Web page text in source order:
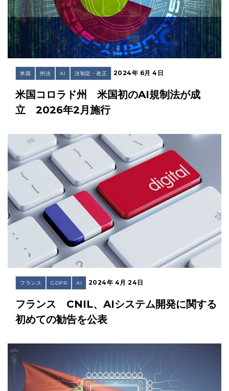
米国 州法 AI 法制定・改正 2024年 6月 4日
米国コロラド州 米国初のAI規制法が成
立 2026年2月施行
フランス GDPR AI 2024年 4月 24日
フランス CNIL、AIシステム開発に関する
初めての勧告を公表